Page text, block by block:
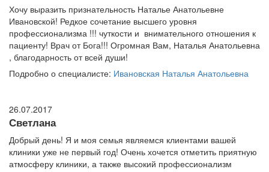
Хочу выразить признательность Наталье Анатольевне
Ивановской! Редкое сочетание высшего уровня
профессионализма !!! чуткости и внимательного отношения к
пациенту! Врач от Бога!!! Огромная Вам, Наталья Анатольевна
, благодарность от всей души!
Подробно о специалисте: Ивановская Наталья Анатольевна
26.07.2017
Светлана
Добрый день! Я и моя семья являемся клиентами вашей
клиники уже не первый год! Очень хочется отметить приятную
атмосферу клиники, а также высокий профессионализм